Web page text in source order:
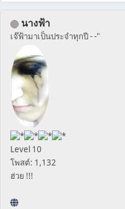
นางฟ้า
เจ๊ฟ้ามาเป็นประจำทุกปี - -"
Level 10
โพสต์: 1,132
ฮ่วย !!!